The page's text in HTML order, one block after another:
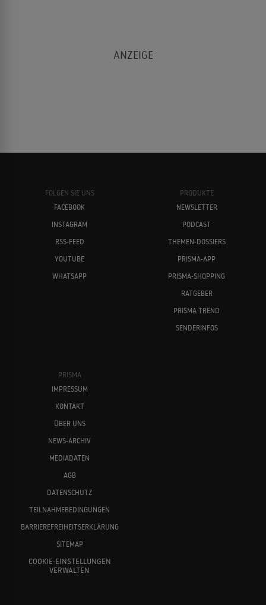
FOLGEN SIE UNS
FACEBOOK
INSTAGRAM
RSS-FEED
YOUTUBE
WHATSAPP
PRODUKTE
NEWSLETTER
PODCAST
THEMEN-DOSSIERS
PRISMA-APP
PRISMA-SHOPPING
RATGEBER
PRISMA TREND
SENDERINFOS
PRISMA
IMPRESSUM
KONTAKT
ÜBER UNS
NEWS-ARCHIV
MEDIADATEN
AGB
DATENSCHUTZ
TEILNAHMEBEDINGUNGEN
BARRIEREFREIHEITSERKLÄRUNG
SITEMAP
COOKIE-EINSTELLUNGEN
VERWALTEN